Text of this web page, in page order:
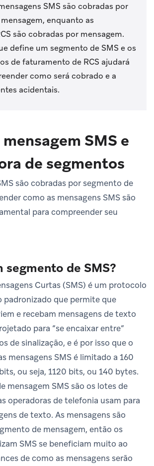
SMS são cobradas por
enquanto as
são cobradas por mensagem.
define um segmento de SMS e os
de faturamento de RCS ajudará
como será cobrado e a
acidentais.
SMS e
de segmentos
são cobradas por segmento de
como as mensagens SMS são
para compreender seu
segmento de SMS?
Curtas (SMS) é um protocolo
padronizado que permite que
e recebam mensagens de texto
para “se encaixar entre”
de sinalização, e é por isso que o
mensagens SMS é limitado a 160
ou seja, 1120 bits, ou 140 bytes.
mensagem SMS são os lotes de
operadoras de telefonia usam para
de texto. As mensagens são
de mensagem, então os
SMS se beneficiam muito ao
de como as mensagens serão